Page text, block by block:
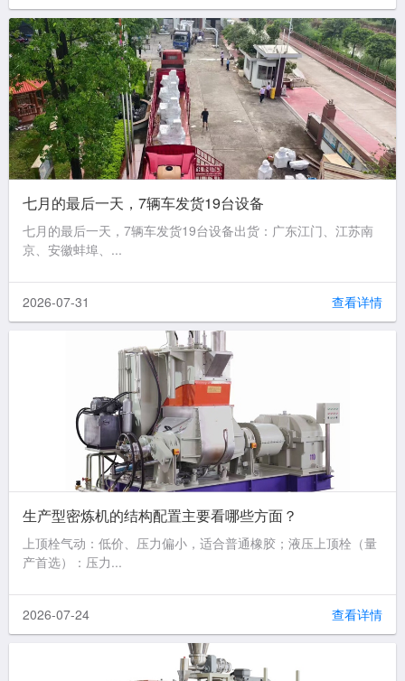
七月的最后一天，7辆车发货19台设备
七月的最后一天，7辆车发货19台设备出货：广东江门、江苏南
京、安徽蚌埠、...
2026-07-31 查看详情
生产型密炼机的结构配置主要看哪些方面？
上顶栓气动：低价、压力偏小，适合普通橡胶；液压上顶栓（量
产首选）：压力...
2026-07-24 查看详情